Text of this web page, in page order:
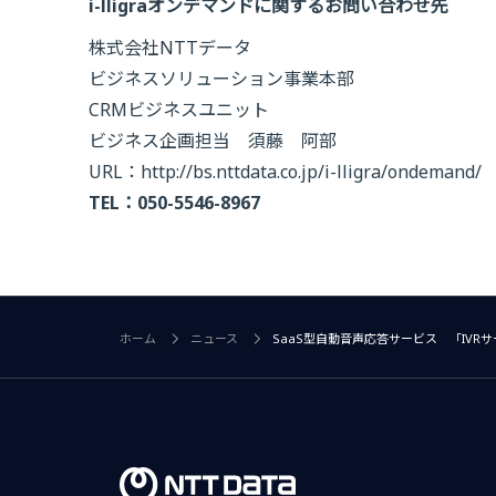
i-lligraオンデマンドに関するお問い合わせ先
株式会社NTTデータ
ビジネスソリューション事業本部
CRMビジネスユニット
ビジネス企画担当 須藤 阿部
URL：http://bs.nttdata.co.jp/i-lligra/ondemand/
TEL：050-5546-8967
ホーム ニュース SaaS型自動音声応答サービス 「IVRサ